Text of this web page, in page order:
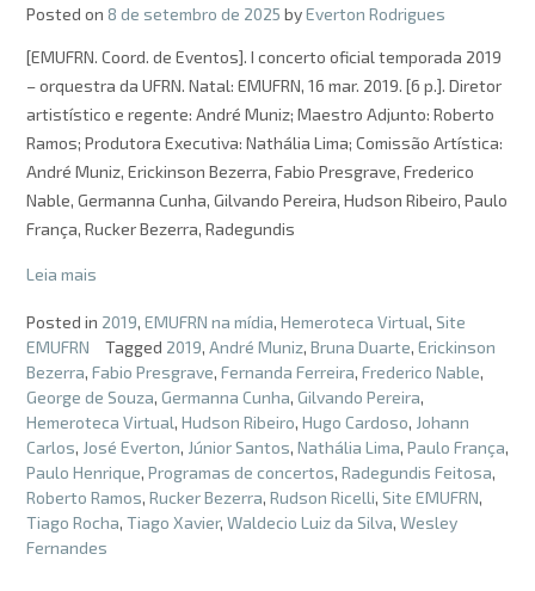
Posted on 8 de setembro de 2025 byEverton Rodrigues
[EMUFRN. Coord. de Eventos]. I concerto oficial temporada 2019
– orquestra da UFRN. Natal: EMUFRN, 16 mar. 2019. [6 p.]. Diretor
artistístico e regente: André Muniz; Maestro Adjunto: Roberto
Ramos; Produtora Executiva: Nathália Lima; Comissão Artística:
André Muniz, Erickinson Bezerra, Fabio Presgrave, Frederico
Nable, Germanna Cunha, Gilvando Pereira, Hudson Ribeiro, Paulo
França, Rucker Bezerra, Radegundis
Leia mais
Posted in 2019, EMUFRN na mídia, Hemeroteca Virtual, Site
EMUFRN
Tagged 2019, André Muniz, Bruna Duarte, Erickinson
Bezerra, Fabio Presgrave, Fernanda Ferreira, Frederico Nable,
George de Souza, Germanna Cunha, Gilvando Pereira,
Hemeroteca Virtual, Hudson Ribeiro, Hugo Cardoso, Johann
Carlos, José Everton, Júnior Santos, Nathália Lima, Paulo França,
Paulo Henrique, Programas de concertos, Radegundis Feitosa,
Roberto Ramos, Rucker Bezerra, Rudson Ricelli, Site EMUFRN,
Tiago Rocha, Tiago Xavier, Waldecio Luiz da Silva, Wesley
Fernandes